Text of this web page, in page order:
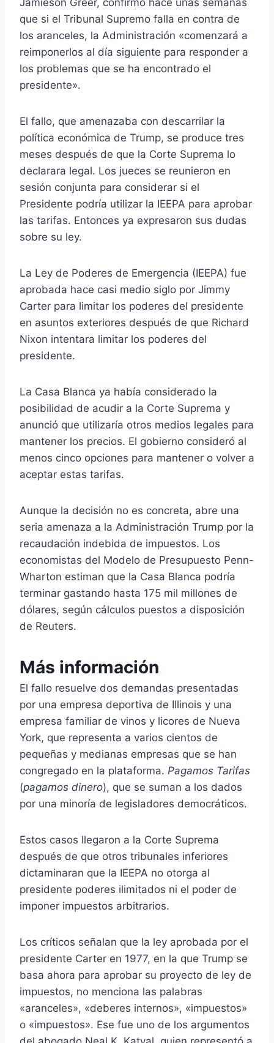
que si el Tribunal Supremo falla en contra de
los aranceles, la Administración «comenzará a
reimponerlos al día siguiente para responder a
los problemas que se ha encontrado el
presidente».
El fallo, que amenazaba con descarrilar la
política económica de Trump, se produce tres
meses después de que la Corte Suprema lo
declarara legal. Los jueces se reunieron en
sesión conjunta para considerar si el
Presidente podría utilizar la IEEPA para aprobar
las tarifas. Entonces ya expresaron sus dudas
sobre su ley.
La Ley de Poderes de Emergencia (IEEPA) fue
aprobada hace casi medio siglo por Jimmy
Carter para limitar los poderes del presidente
en asuntos exteriores después de que Richard
Nixon intentara limitar los poderes del
presidente.
La Casa Blanca ya había considerado la
posibilidad de acudir a la Corte Suprema y
anunció que utilizaría otros medios legales para
mantener los precios. El gobierno consideró al
menos cinco opciones para mantener o volver a
aceptar estas tarifas.
Aunque la decisión no es concreta, abre una
seria amenaza a la Administración Trump por la
recaudación indebida de impuestos. Los
economistas del Modelo de Presupuesto Penn-
Wharton estiman que la Casa Blanca podría
terminar gastando hasta 175 mil millones de
dólares, según cálculos puestos a disposición
de Reuters.
Más información
El fallo resuelve dos demandas presentadas
por una empresa deportiva de Illinois y una
empresa familiar de vinos y licores de Nueva
York, que representa a varios cientos de
pequeñas y medianas empresas que se han
congregado en la plataforma. Pagamos Tarifas
(pagamos dinero), que se suman a los dados
por una minoría de legisladores democráticos.
Estos casos llegaron a la Corte Suprema
después de que otros tribunales inferiores
dictaminaran que la IEEPA no otorga al
presidente poderes ilimitados ni el poder de
imponer impuestos arbitrarios.
Los críticos señalan que la ley aprobada por el
presidente Carter en 1977, en la que Trump se
basa ahora para aprobar su proyecto de ley de
impuestos, no menciona las palabras
«aranceles», «deberes internos», «impuestos»
o «impuestos». Ese fue uno de los argumentos